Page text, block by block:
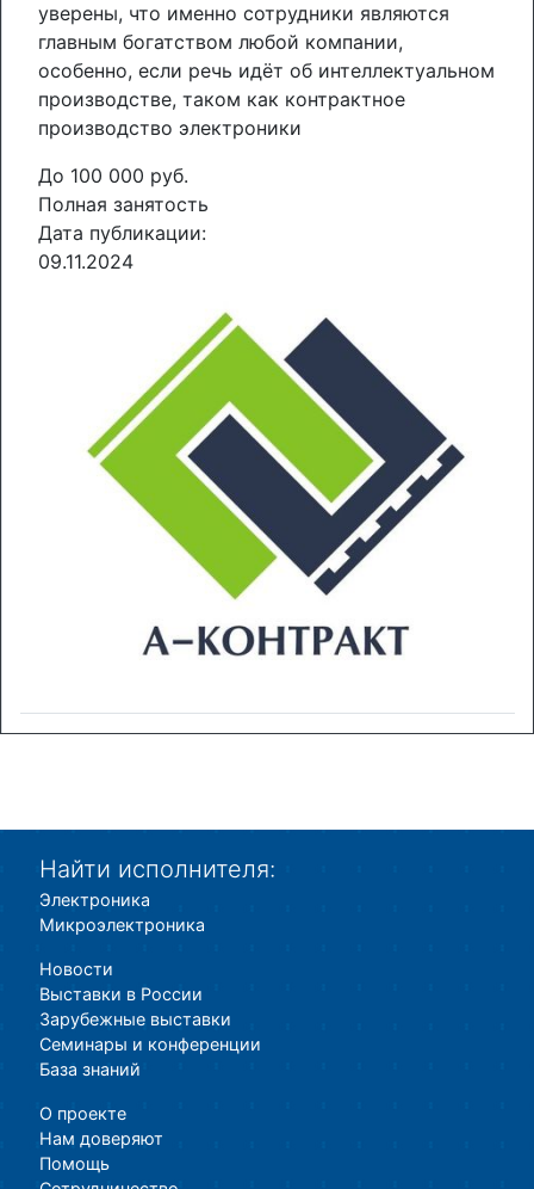
уверены, что именно сотрудники являются
главным богатством любой компании,
особенно, если речь идёт об интеллектуальном
производстве, таком как контрактное
производство электроники
До 100 000 руб.
Полная занятость
Дата публикации:
09.11.2024
Найти исполнителя:
Электроника
Микроэлектроника
Новости
Выставки в России
Зарубежные выставки
Семинары и конференции
База знаний
О проекте
Нам доверяют
Помощь